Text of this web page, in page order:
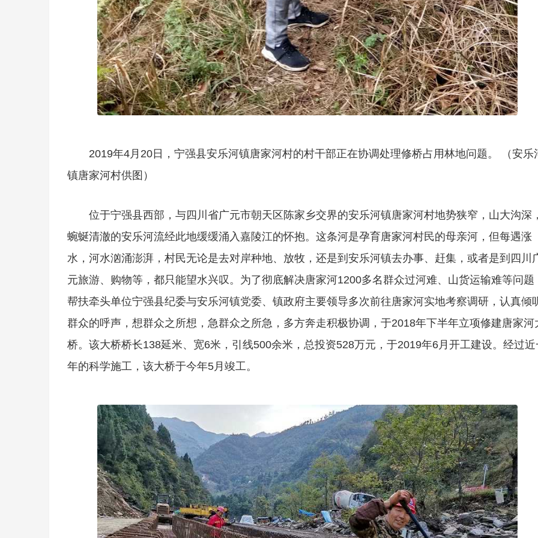
2019年4月20日，宁强县安乐河镇唐家河村的村干部正在协调处理修桥占用林地问题。 （安乐
镇唐家河村供图）
位于宁强县西部，与四川省广元市朝天区陈家乡交界的安乐河镇唐家河村地势狭窄，山大沟深，
蜿蜒清澈的安乐河流经此地缓缓涌入嘉陵江的怀抱。这条河是孕育唐家河村民的母亲河，但每遇涨
水，河水汹涌澎湃，村民无论是去对岸种地、放牧，还是到安乐河镇去办事、赶集，或者是到四川
元旅游、购物等，都只能望水兴叹。为了彻底解决唐家河1200多名群众过河难、山货运输难等问题
帮扶牵头单位宁强县纪委与安乐河镇党委、镇政府主要领导多次前往唐家河实地考察调研，认真倾
群众的呼声，想群众之所想，急群众之所急，多方奔走积极协调，于2018年下半年立项修建唐家河
桥。该大桥桥长138延米、宽6米，引线500余米，总投资528万元，于2019年6月开工建设。经过近
年的科学施工，该大桥于今年5月竣工。